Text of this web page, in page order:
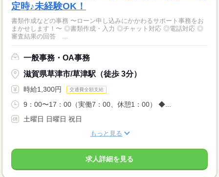
定時♪未経験OK！
書類作成などの事務 〜ローン申し込みにかかわるサポート事務をお
まかせします！〜 ◎書類作成・入力 ◎チャット対応 ◎電話対応 ◎
審査結果の回答 ...
一般事務・OA事務
滋賀県草津市/草津駅（徒歩 3分）
時給1,300円 交通費全額支給
9：00〜17：00（実働7：00、休憩1：00） ◆...
土曜日 日曜日 祝日
もっと見る
求人詳細を見る